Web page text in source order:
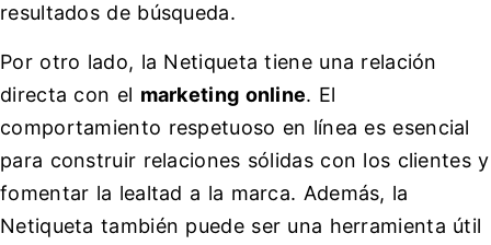
resultados de búsqueda.
Por otro lado, la Netiqueta tiene una relación
directa con el marketing online. El
comportamiento respetuoso en línea es esencial
para construir relaciones sólidas con los clientes y
fomentar la lealtad a la marca. Además, la
Netiqueta también puede ser una herramienta útil